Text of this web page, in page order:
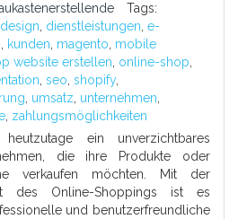
Tags:
design, dienstleistungen, e-
, kunden, magento, mobile
website erstellen, online-shop,
, seo, shopify,
, umsatz, unternehmen,
, zahlungsmöglichkeiten
ein unverzichtbares
die ihre Produkte oder
verkaufen möchten. Mit der
des Online-Shoppings ist es
und benutzerfreundliche